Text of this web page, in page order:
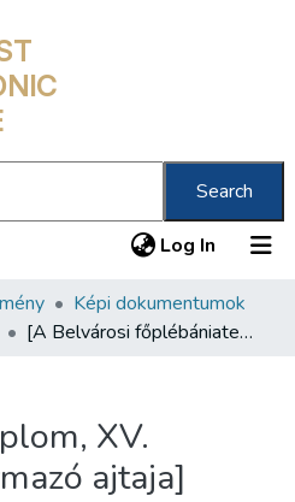
Search
Log In (current)
Képi dokumentumok
[A Belvárosi főplébániatemplom, XV. századból származó ajtaja]
XV.
ajtaja]